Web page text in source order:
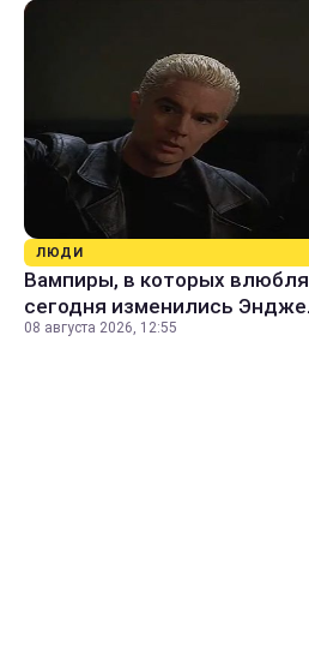
ЛЮДИ
Вампиры, в которых
сегодня изменились
08 августа 2026, 12:55